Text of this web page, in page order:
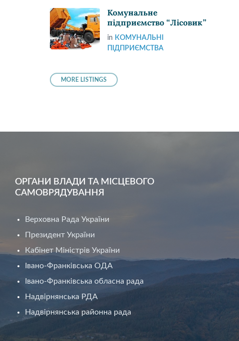
Комунальне
підприємство “Лісовик”
in КОМУНАЛЬНІ
ПІДПРИЄМСТВА
MORE LISTINGS
ОРГАНИ ВЛАДИ ТА МІСЦЕВОГО
САМОВРЯДУВАННЯ
Верховна Рада України
Президент України
Кабінет Міністрів України
Івано-Франківська ОДА
Івано-Франківська обласна рада
Надвірнянська РДА
Надвірнянська районна рада